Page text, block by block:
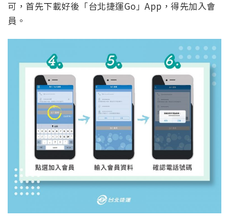
可，首先下載好後「台北捷運Go」App，得先加入會
員。